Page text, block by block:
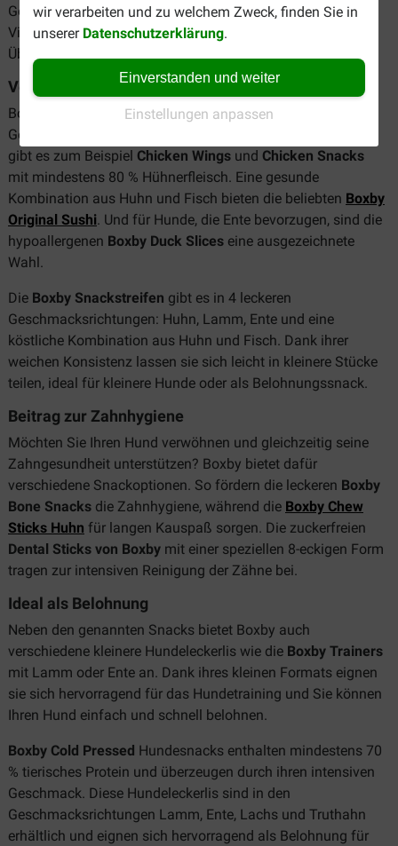
wir verarbeiten und zu welchem Zweck, finden Sie in
unserer Datenschutzerklärung.
Einverstanden und weiter
Einstellungen anpassen
Geschmacksrichtungen ist garantiert auch für Ihren
Vierbeiner etwas dabei. Nachfolgend finden Sie eine kurze
Übersicht unseres Sortiments.
Verschiedene Geschmacksrichtungen
Boxby Hundesnacks sind in verschiedenen
Geschmacksrichtungen erhältlich. Für Hühnchenliebhaber
gibt es zum Beispiel Chicken Wings und Chicken Snacks
mit mindestens 80 % Hühnerfleisch. Eine gesunde
Kombination aus Huhn und Fisch bieten die beliebten Boxby
Original Sushi. Und für Hunde, die Ente bevorzugen, sind die
hypoallergenen Boxby Duck Slices eine ausgezeichnete
Wahl.
Die Boxby Snackstreifen gibt es in 4 leckeren
Geschmacksrichtungen: Huhn, Lamm, Ente und eine
köstliche Kombination aus Huhn und Fisch. Dank ihrer
weichen Konsistenz lassen sie sich leicht in kleinere Stücke
teilen, ideal für kleinere Hunde oder als Belohnungssnack.
Beitrag zur Zahnhygiene
Möchten Sie Ihren Hund verwöhnen und gleichzeitig seine
Zahngesundheit unterstützen? Boxby bietet dafür
verschiedene Snackoptionen. So fördern die leckeren Boxby
Bone Snacks die Zahnhygiene, während die Boxby Chew
Sticks Huhn für langen Kauspaß sorgen. Die zuckerfreien
Dental Sticks von Boxby mit einer speziellen 8-eckigen Form
tragen zur intensiven Reinigung der Zähne bei.
Ideal als Belohnung
Neben den genannten Snacks bietet Boxby auch
verschiedene kleinere Hundeleckerlis wie die Boxby Trainers
mit Lamm oder Ente an. Dank ihres kleinen Formats eignen
sie sich hervorragend für das Hundetraining und Sie können
Ihren Hund einfach und schnell belohnen.
Boxby Cold Pressed Hundesnacks enthalten mindestens 70
% tierisches Protein und überzeugen durch ihren intensiven
Geschmack. Diese Hundeleckerlis sind in den
Geschmacksrichtungen Lamm, Ente, Lachs und Truthahn
erhältlich und eignen sich hervorragend als Belohnung für